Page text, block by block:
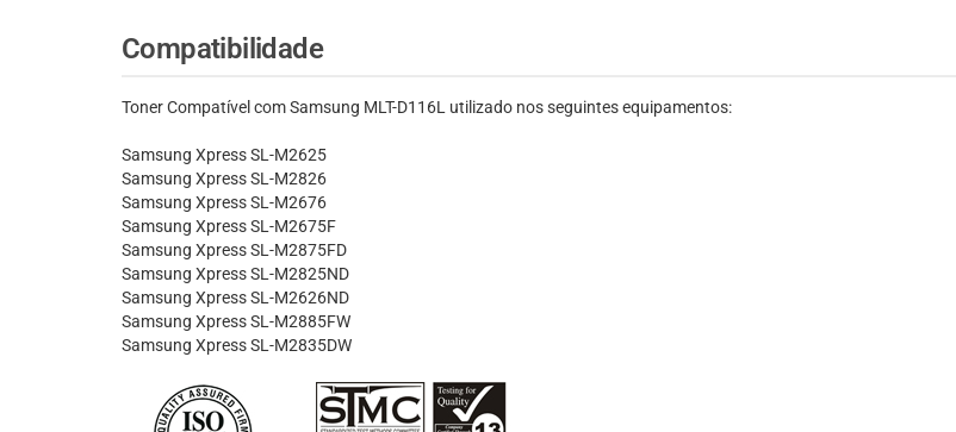
Compatibilidade
Toner Compatível com Samsung MLT-D116L utilizado nos seguintes equipamentos:
Samsung Xpress SL-M2625
Samsung Xpress SL-M2826
Samsung Xpress SL-M2676
Samsung Xpress SL-M2675F
Samsung Xpress SL-M2875FD
Samsung Xpress SL-M2825ND
Samsung Xpress SL-M2626ND
Samsung Xpress SL-M2885FW
Samsung Xpress SL-M2835DW